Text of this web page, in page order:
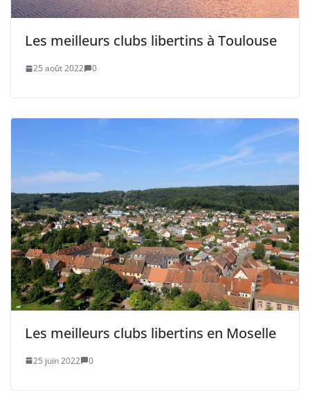
Les meilleurs clubs libertins à Toulouse
25 août 2022 0
Les meilleurs clubs libertins en Moselle
25 juin 2022 0